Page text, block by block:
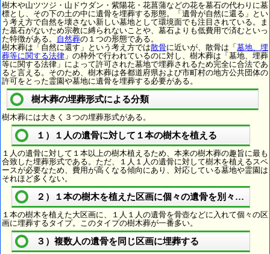
樹木や山ツツジ・山ドウダン・紫陽花・花菖蒲などの花を墓石の代わりに墓
標とし、その下の土の中に遺骨を埋葬する形態。「遺骨が自然に還る」とい
う考え方で自然を壊さない新しい墓地として環境面でも注目されている。ま
た墓石がないため宗教に縛られないことや、墓石よりも低費用で済むといっ
た特徴がある。 自然葬の１つの形態である。
樹木葬は「自然に還す」という考え方では散骨に近いが、散骨は「 墓地、埋
葬等に関する法律 」の枠外で行われているのに対し、樹木葬は「墓地、埋葬
等に関する法律」によって許可された墓地で埋葬されるため完全に合法であ
ると言える。そのため、樹木葬は各都道府県および市町村の地方公共団体の
許可をとった霊園や墓地に遺骨を埋葬する必要がある。
樹木葬の埋葬形式による分類
樹木葬には大きく３つの埋葬形式がある。
１）１人の遺骨に対して１本の樹木を植える
１人の遺骨に対して１本以上の樹木植えるため、本来の樹木葬の趣旨に最も
合致した埋葬形式である。ただ、１人１人の遺骨に対して樹木を植えるスペ
ースが必要なため、費用が高くなる傾向にあり、対応している墓地や霊園は
それほど多くない。
２）１本の樹木を植えた区画に個々の遺骨を別々に埋葬
１本の樹木を植えた大区画に、１人１人の遺骨を骨壺などに入れて個々の区
画に埋葬するタイプ。このタイプの樹木葬が一番多い。
３）複数人の遺骨を同じ区画に埋葬する